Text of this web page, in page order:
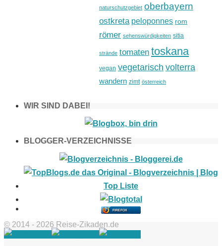
naturschutzgebiet oberbayern
ostkreta peloponnes rom
römer sehenswürdigkeiten sitia
strände tomaten toskana
vegan vegetarisch volterra
wandern zimt österreich
WIR SIND DABEI!
BLOGGER-VERZEICHNISSE
FIREFOX
© 2014 - 2026 Reise-Zikaden.de